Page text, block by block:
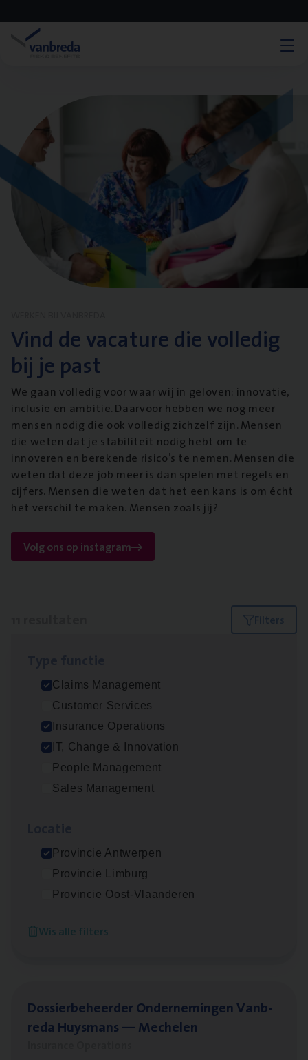
Vind de vacature die volledig
bij je past
We gaan volledig voor waar wij in geloven: innovatie,
inclusie en ambitie. Daarvoor hebben we nog meer
mensen nodig die ook volledig zichzelf zijn. Mensen
die weten dat je stabiliteit nodig hebt om te
innoveren en berekende risico’s te nemen. Mensen die
weten dat deze job meer is dan spelen met regels en
cijfers. Mensen die weten dat het een kans is om écht
het verschil te maken. Mensen zoals jij?
Volg ons op instagram
Filters
Claims Management
Customer Services
Insurance Operations
IT, Change & Innovation
People Management
Sales Management
Provincie Antwerpen
Provincie Limburg
Provincie Oost-Vlaanderen
Wis alle filters
Busi­ness Analyst
IT, Change & Innovation
Antwerpen
(Agi­le)IT Pro­ject Manager
Dos­sier­be­heer­der Gewaar­borgd Inkomen
Antwerpen
Dos­sier­be­heer­der Onder­ne­min­gen Van­b­
re­da Huys­mans — Mechelen